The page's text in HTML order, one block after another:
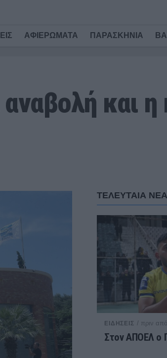
ΑΦΙΕΡΩΜΑΤΑ ΠΑΡΑΣΚΗΝΙΑ
και η
ΤΕΛΕΥΤΑΙΑ ΝΕΑ
ΕΙΔΗΣΕΙΣ / πριν
Στον ΑΠΟΕΛ ο